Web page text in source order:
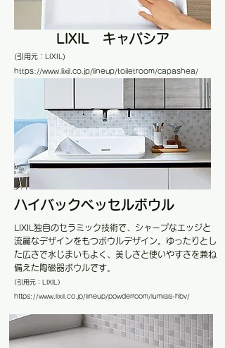
LIXIL キャパシア
(引用元：LIXIL )
https://www.lixil.co.jp/lineup/toiletroom/capashea/
ハイバックベッセルボウル
LIXIL独自のセラミック技術で、シャープなエッジと
流麗なデザインをもつボウルデザイン。ゆったりとし
た広さで水じまいもよく、美しさと使いやすさを兼ね
備えた陶磁器ボウルです。
(引用元：LIXIL )
https://www.lixil.co.jp/lineup/powderroom/lumisis-hbv/